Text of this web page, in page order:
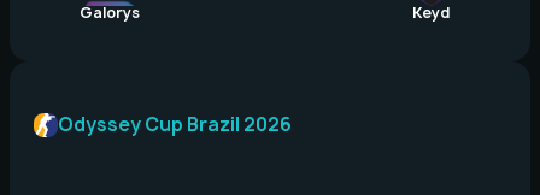
Galorys Keyd
Odyssey Cup Brazil 2026